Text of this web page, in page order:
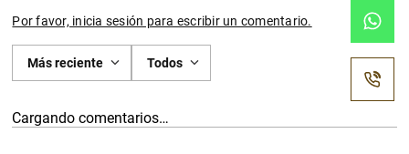
Por favor, inicia sesión para escribir un comentario.
Más reciente Todos
Cargando comentarios…